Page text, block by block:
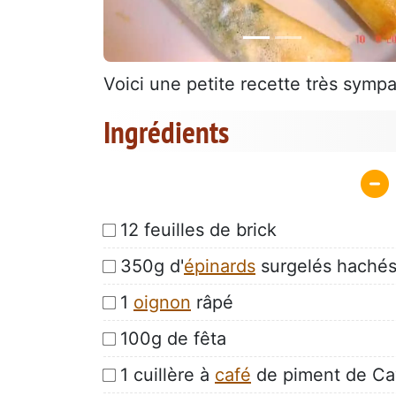
Voici une petite recette très
Ingrédients
12 feuilles de brick
350g d'épinards surgelés hachés
1 oignon râpé
100g de fêta
1 cuillère à café de piment de